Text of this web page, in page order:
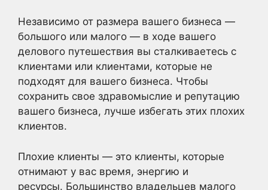
Независимо от размера вашего бизнеса —
большого или малого — в ходе вашего
делового путешествия вы сталкиваетесь с
клиентами или клиентами, которые не
подходят для вашего бизнеса. Чтобы
сохранить свое здравомыслие и репутацию
вашего бизнеса, лучше избегать этих плохих
клиентов.
Плохие клиенты — это клиенты, которые
отнимают у вас время, энергию и
ресурсы. Большинство владельцев малого